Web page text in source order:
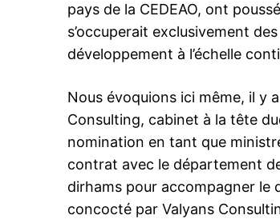
pays de la CEDEAO, ont
s’occuperait exclusivement
développement à l’échelle
Nous évoquions ici même, il y
Consulting, cabinet à la tête
nomination en tant que
contrat avec le département
dirhams pour accompagner le
concocté par Valyans